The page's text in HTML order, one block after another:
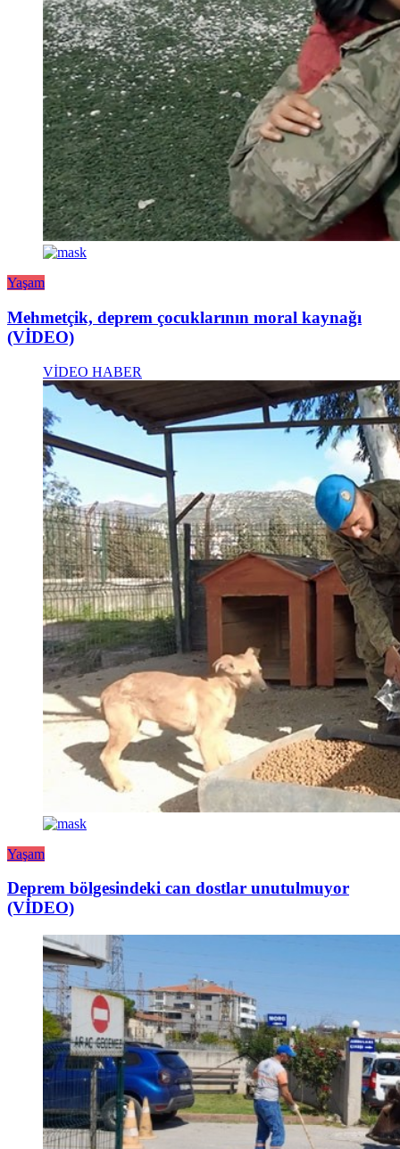
Yaşam
Mehmetçik, deprem çocuklarının moral kaynağı
(VİDEO)
VİDEO HABER
Yaşam
Deprem bölgesindeki can dostlar unutulmuyor
(VİDEO)